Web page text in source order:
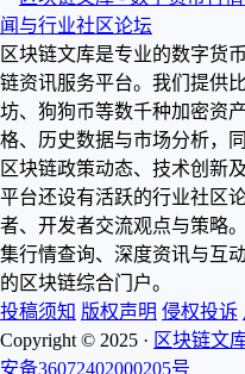
区块链文库是专业的数字货
链资讯服务平台。我们提供
坊、狗狗币等数千种加密资
格、历史数据与市场分析，
区块链政策动态、技术创新
平台还设有活跃的行业社区
者、开发者交流观点与策略
集行情查询、深度资讯与互
的区块链综合门户。
投稿须知 版权声明 侵权投诉
Copyright © 2025 · 区块链文
安备36072402000205号